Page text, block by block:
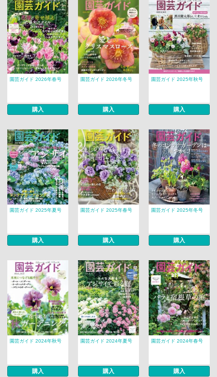
園芸ガイド 2026年春号
購入
園芸ガイド 2026年冬号
購入
園芸ガイド 2025年秋号
購入
園芸ガイド 2025年夏号
購入
園芸ガイド 2025年春号
購入
園芸ガイド 2025年冬号
購入
園芸ガイド 2024年秋号
購入
園芸ガイド 2024年夏号
購入
園芸ガイド 2024年春号
購入